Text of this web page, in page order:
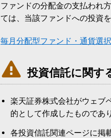
ファンドの分配金の支払われ
ては、当該ファンドへの投資
毎月分配型ファンド・通貨選
 投資信託に関す
楽天証券株式会社がウェブ
的として作成したものであ
各投資信託関連ページに掲